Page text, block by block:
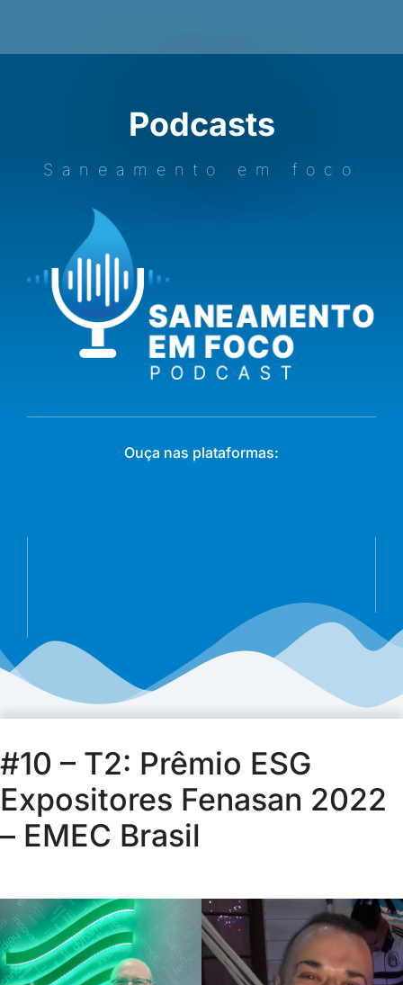
Podcasts
Saneamento em foco
Ouça nas plataformas:
#10 – T2: Prêmio ESG
Expositores Fenasan 2022
– EMEC Brasil